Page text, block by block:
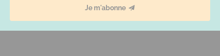
Je m'abonne